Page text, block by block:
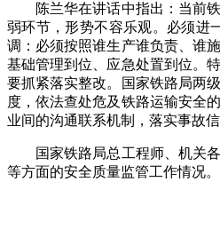
陈兰华在讲话中指出：当前铁
弱环节，形势不容乐观。必须进
调：必须按照谁生产谁负责、谁
基础管理到位、应急处置到位。
要抓紧落实整改。国家铁路局两
度，依法查处危及铁路运输安全
业间的沟通联系机制，落实事故
国家铁路局总工程师、机关各
等方面的安全质量监管工作情况。